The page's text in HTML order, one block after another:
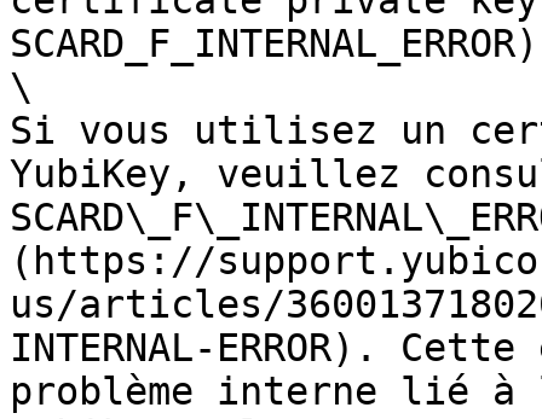
\
Si vous utilisez un
YubiKey, veuillez
(https://
us/articles/
INTERNAL-ERROR).
problème interne lié